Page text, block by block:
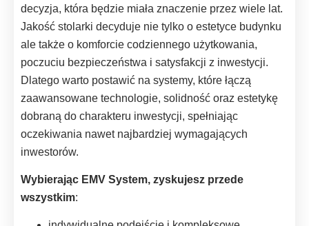
decyzja, która będzie miała znaczenie przez wiele lat.
Jakość stolarki decyduje nie tylko o estetyce budynku
ale także o komforcie codziennego użytkowania,
poczuciu bezpieczeństwa i satysfakcji z inwestycji.
Dlatego warto postawić na systemy, które łączą
zaawansowane technologie, solidność oraz estetykę
dobraną do charakteru inwestycji, spełniając
oczekiwania nawet najbardziej wymagających
inwestorów.
Wybierając EMV System, zyskujesz przede
wszystkim: